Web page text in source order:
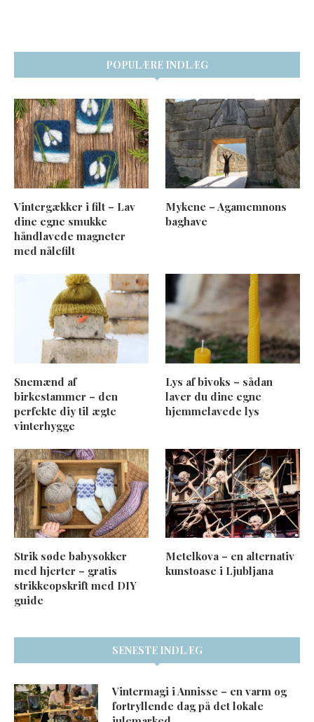
POPULÆRE INDLÆG
Vintergækker i filt – Lav
dine egne smukke
håndlavede magneter
med nålefilt
Mykene – Agamemnons
baghave
Snemænd af
birkestammer – den
perfekte diy til ægte
vinterhygge
Lys af bivoks – sådan
laver du dine egne
hjemmelavede lys
Strik søde babysokker
med hjerter – gratis
strikkeopskrift med DIY
guide
Metelkova – en alternativ
kunstoase i Ljubljana
SENESTE INDLÆG
Vintermagi i Annisse – en varm og
fortryllende dag på det lokale